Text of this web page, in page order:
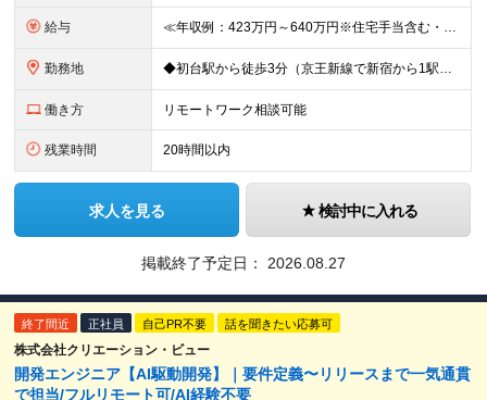
給与 ≪年収例：423万円～640万円※住宅手当含む・残業代除く≫ ◆賞与年4カ月分支給 ※昨年度実績 ◆住宅手当・退職金制度・持株会など各種制度や手当が充実！ 月給24万800円～37万8,050円＋賞
勤務地 ◆初台駅から徒歩3分（京王新線で新宿から1駅！） ◆リモートワーク／フリーアドレス制度あり ◆出張転勤なし 【リゾートトラスト 東京本社】 東京都渋谷区代々木4-36-19 リゾートトラスト東京ビル
働き方 リモートワーク相談可能
残業時間 20時間以内
求人を見る 検討中に入れる
掲載終了予定日： 2026.08.27
終了間近 正社員 自己PR不要 話を聞きたい応募可
株式会社クリエーション・ビュー
開発エンジニア【AI駆動開発】｜要件定義〜リリースまで一気通貫
で担当/フルリモート可/AI経験不要